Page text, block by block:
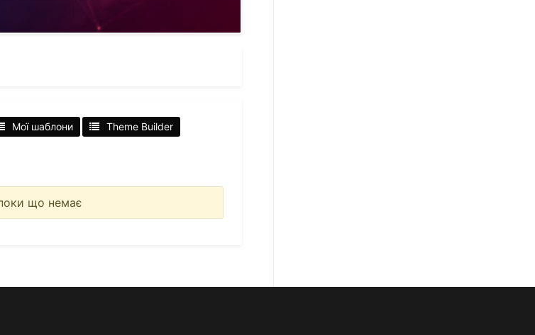
Мої шаблони
Theme Builder
що немає